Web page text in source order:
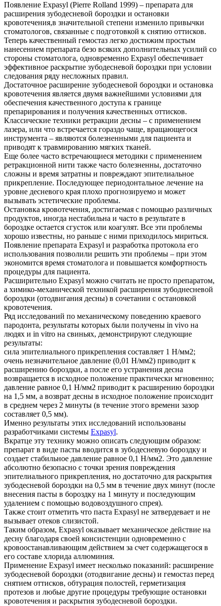
Появление Expasyl (Pierre Rolland 1999) – препарата для
расширения зубодесневой бороздки и остановки
кровотечения,в значительной степени изменило привычки
стоматологов, связанные с подготовкой к снятию оттисков.
Теперь качественный гемостаз легко достижим простым
нанесением препарата безо всяких дополнительных усилий со
стороны стоматолога, одновременно Expasyl обеспечивает
эффективное раскрытие зубодесневой бороздки при условии
следования ряду несложных правил.
Достаточное расширение зубодесневой бороздки и остановка
кровотечения является двумя важнейшими условиями для
обеспечения качественного доступа к границе
препарирования и получения качественных оттисков.
Классические техники ретракции десны – с применением
лазера, или что встречается гораздо чаще, вращающегося
инструмента – являются болезненными для пациента и
приводят к травмированию мягких тканей.
Еще более часто встречающиеся методики с применением
ретракционной нити также часто болезненны, достаточно
сложны и время затратны и повреждают эпителиальное
прикрепление. Последующее периодонтальное лечение на
уровне десневого края плохо прогнозируемо и может
вызывать эстетические проблемы.
Остановка кровотечения, достигаемая с помощью различных
продуктов, иногда нестабильна и часто в результате в
бороздке остается сгусток или коагулят. Все эти проблемы
хорошо известны, но раньше с ними приходилось мириться.
Появление препарата Expasyl и разработка протокола его
использования позволили решить эти проблемы – при этом
экономится время стоматолога и повышается комфортность
процедуры для пациента.
Расширительно Expasyl можно считать не просто препаратом,
а химико-механической техникой расширения зубоднесневой
бороздки (отодвигания десны) в сочетании с остановкой
кровотечения.
Ряд исследований по механическому поведению краевого
пародонта, результаты которых были получены in vivo на
людях и in vitro на свиньях, демонстрируют следующие
результаты:
сила эпителиального прикрепления составляет 1 Н/мм2;
очень незначительное давление (0,01 Н/мм2) приводит к
расширению бороздки, а после его устранения десна
возвращается в исходное положение практически мгновенно;
давление равное 0,1 Н/мм2 приводит к расширению бороздки
на 1,5 мм, а возврат десны в исходное положение происходит
в среднем через 2 минуты (в течение этого времени зазор
составляет 0,5 мм).
Именно результаты этих исследований использованы
разработчиками системы Expasyl.
Вкратце эту технику можно описать следующим образом:
препарат в виде пасты вводится в зубодесневую бороздку и
создает стабильное давление равное 0,1 Н/мм2. Это давление
абсолютно безопасно с точки зрения повреждения
эпителиального прикрепления, но достаточно для раскрытия
зубодесневой бороздки на 0,5 мм в течение двух минут (после
внесения пасты в бороздку на 1 минуту и последующим
удалением с помощью водовоздушного спрея).
Также стоит отметить что паста Expasyl не затвердевает и не
вызывает отеков слизистой.
Таким образом, Expasyl оказывает механическое действие на
десну благодаря своей консистенции одновременно с
кровоостанавливающим действием за счет содержащегося в
его составе хлорида аллюминия.
Применение Expasyl имеет несколько показаний: расширение
зубодесневой бороздки (отодвигание десны) и гемостаз перед
снятием оттисков, обтурация полостей, герметизация
протезов и любые другие процедуры требующие остановки
кровотечения и раскрытия зубодесневой бороздки.